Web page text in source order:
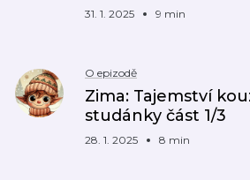
31. 1. 2025 9 min
O epizodě
Zima: Tajemství
studánky část 1/3
28. 1. 2025 8 min